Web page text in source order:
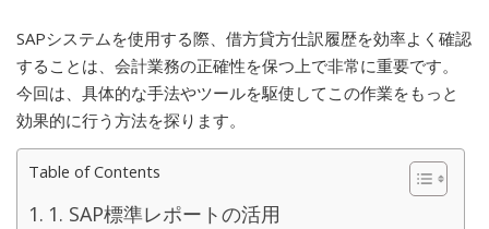
SAPシステムを使用する際、借方貸方仕訳履歴を効率よく確認
することは、会計業務の正確性を保つ上で非常に重要です。
今回は、具体的な手法やツールを駆使してこの作業をもっと
効果的に行う方法を探ります。
Table of Contents
1. SAP標準レポートの活用